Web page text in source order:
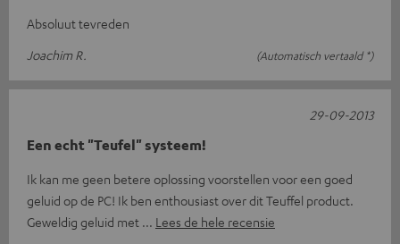
Absoluut tevreden
Joachim R.
(Automatisch vertaald *)
Een echt "Teufel" systeem!
Ik kan me geen betere oplossing voorstellen voor een goed
geluid op de PC! Ik ben enthousiast over dit Teuffel product.
Geweldig geluid met
Lees de hele recensie
29-09-2013